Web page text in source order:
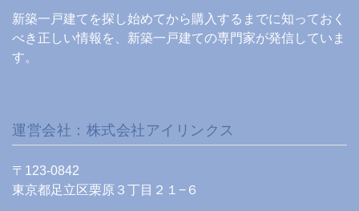
新築一戸建てを探し始めてから購入するまでに知っておく
べき正しい情報を、新築一戸建ての専門家が発信していま
す。
運営会社：株式会社アイリンクス
〒123-0842
東京都足立区栗原３丁目２１−６